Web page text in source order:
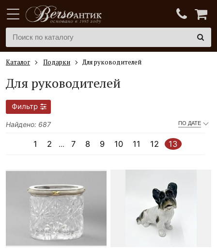
Каталог Подарки Для руководителей
Для руководителей
Фильтр
ПО ДАТЕ
Найдено: 687
1 2 ... 7 8 9 10 11 12 13